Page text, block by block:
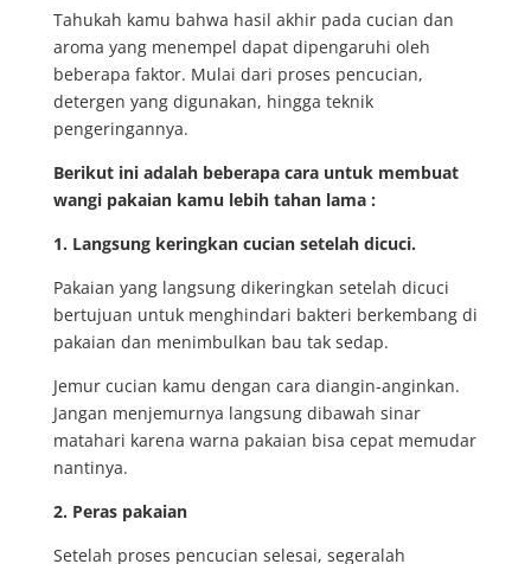
Tahukah kamu bahwa hasil akhir pada cucian dan
aroma yang menempel dapat dipengaruhi oleh
beberapa faktor. Mulai dari proses pencucian,
detergen yang digunakan, hingga teknik
pengeringannya.
Berikut ini adalah beberapa cara untuk membuat
wangi pakaian kamu lebih tahan lama :
1. Langsung keringkan cucian setelah dicuci.
Pakaian yang langsung dikeringkan setelah dicuci
bertujuan untuk menghindari bakteri berkembang di
pakaian dan menimbulkan bau tak sedap.
Jemur cucian kamu dengan cara diangin-anginkan.
Jangan menjemurnya langsung dibawah sinar
matahari karena warna pakaian bisa cepat memudar
nantinya.
2. Peras pakaian
Setelah proses pencucian selesai, segeralah